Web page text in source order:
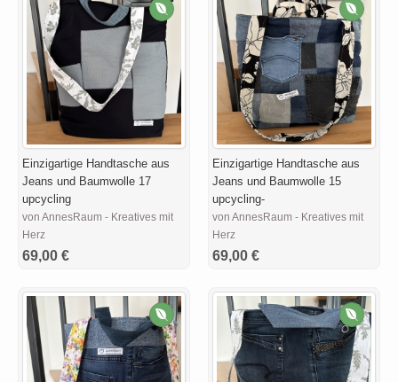
Einzigartige Handtasche aus
Jeans und Baumwolle 17
upcycling
von AnnesRaum - Kreatives mit
Herz
69,00 €
Einzigartige Handtasche aus
Jeans und Baumwolle 15
upcycling-
von AnnesRaum - Kreatives mit
Herz
69,00 €